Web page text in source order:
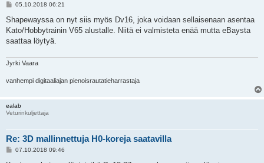
V
e
t
i
05.10.2018 06:21
Shapewayssa on nyt siis myös Dv16, joka voidaan sellaisenaan asentaa
Kato/Hobbytrainin V65 alustalle. Niitä ei valmisteta enää mutta eBaysta
saattaa löytyä.
Jyrki Vaara
vanhempi digitaaliajan pienoisrautatieharrastaja
ealab
Veturinkuljettaja
Re: 3D mallinnettuja H0-koreja saatavilla
V07.10.2018 09:46